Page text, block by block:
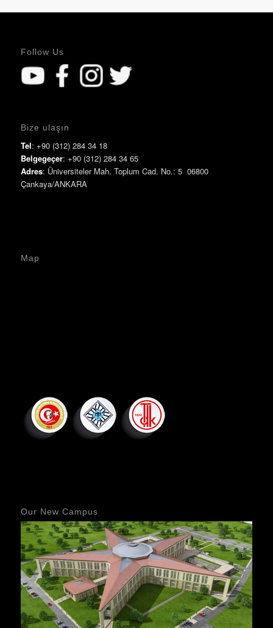
Follow Us
Bize ulaşın
Tel: +90 (312) 284 34 18
Belgegeçer: +90 (312) 284 34 65
Adres: Üniversiteler Mah. Toplum Cad. No.: 5 06800
Çankaya/ANKARA
Map
Our New Campus